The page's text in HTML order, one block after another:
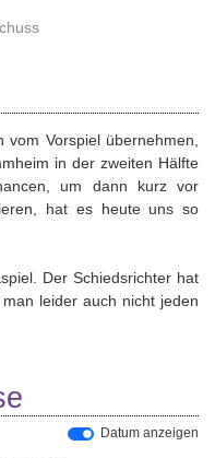
Vorspiel übernehmen,
in der zweiten Hälfte
um dann kurz vor
hat es heute uns so
Der Schiedsrichter hat
leider auch nicht jeden
Datum anzeigen